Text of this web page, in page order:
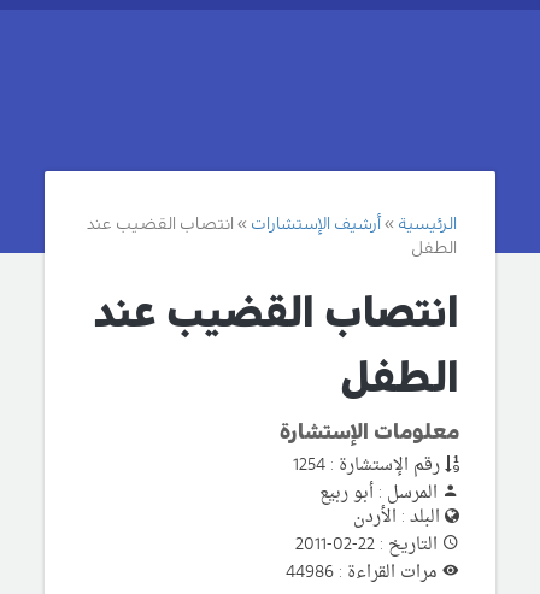
الرئيسية أرشيف الإستشارات
انتصاب القضيب عند
الطفل
انتصاب القضيب عند
الطفل
معلومات الإستشارة
رقم الإستشارة : 1254
المرسل : أبو ربيع
البلد : الأردن
التاريخ : 22-02-2011
مرات القراءة : 44986